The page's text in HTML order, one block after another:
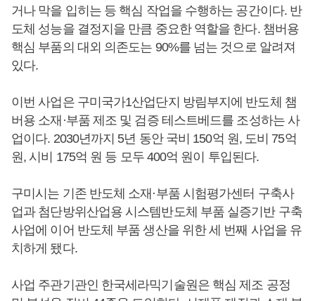
거나 막을 입히는 등 핵심 작업을 수행하는 공간이다. 반
도체 성능을 결정지을 만큼 중요한 역할을 한다. 챔버용
핵심 부품의 대외 의존도는 90%를 넘는 것으로 알려져
있다.
이번 사업은 구미국가1산업단지 방림부지에 반도체 챔
버용 소재·부품 제조 및 검증 테스트베드를 조성하는 사
업이다. 2030년까지 5년 동안 국비 150억 원, 도비 75억
원, 시비 175억 원 등 모두 400억 원이 투입된다.
구미시는 기존 반도체 소재·부품 시험평가센터 구축사
업과 첨단방위산업용 시스템반도체 부품 실증기반 구축
사업에 이어 반도체 부품 생산을 위한 세 번째 사업을 유
치하게 됐다.
사업 주관기관인 한국세라믹기술원은 핵심 제조 공정